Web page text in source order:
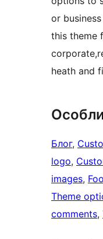
or
this theme
heath and
Блог,
logo,
images,
Theme
comments,